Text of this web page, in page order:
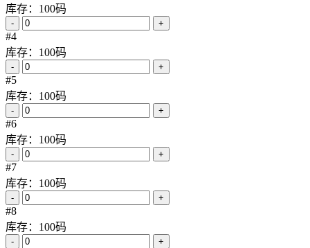
库存：100码
- +
#4
库存：100码
- +
#5
库存：100码
- +
#6
库存：100码
- +
#7
库存：100码
- +
#8
库存：100码
- +